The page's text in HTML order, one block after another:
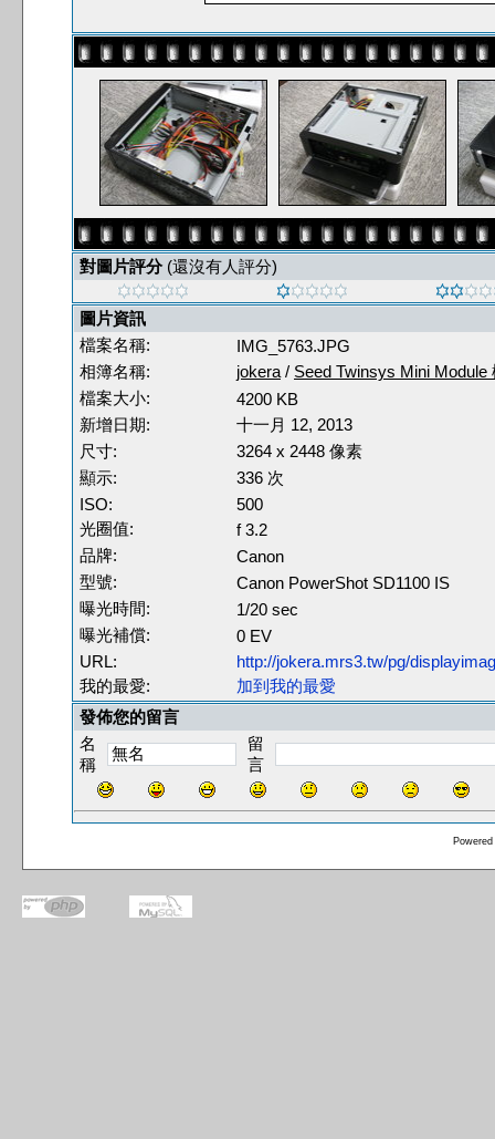
對圖片評分(還沒有人評分)
圖片資訊
檔案名稱:
IMG_5763.JPG
相簿名稱:
jokera / Seed Twinsys Mini Module
檔案大小:
4200 KB
新增日期:
十一月 12, 2013
尺寸:
3264 x 2448 像素
顯示:
336 次
ISO:
500
光圈值:
f 3.2
品牌:
Canon
型號:
Canon PowerShot SD1100 IS
曝光時間:
1/20 sec
曝光補償:
0 EV
URL:
http://jokera.mrs3.tw/pg/
我的最愛:
加到我的最愛
發佈您的留言
名
稱
留
言